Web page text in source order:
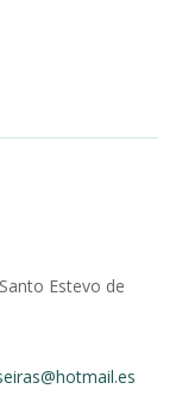
Estevo de